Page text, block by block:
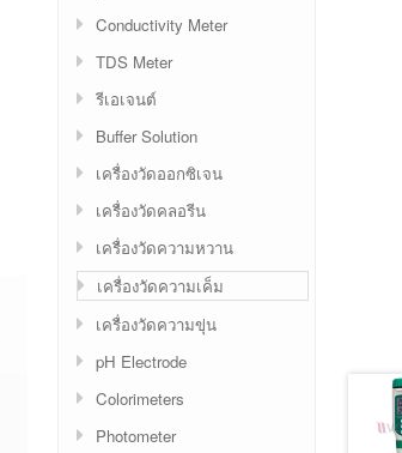
Conductivity Meter
TDS Meter
รีเอเจนต์
Buffer Solution
เครื่องวัดออกซิเจน
เครื่องวัดคลอรีน
เครื่องวัดความหวาน
เครื่องวัดความเค็ม
เครื่องวัดความขุ่น
pH Electrode
Colorimeters
Photometer